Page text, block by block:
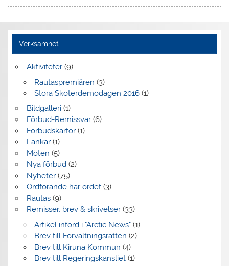
Verksamhet
Aktiviteter(9)
Rautaspremiären (3)
Stora Skoterdemodagen 2016(1)
Bildgalleri(1)
Förbud-Remissvar(6)
Förbudskartor(1)
Länkar(1)
Möten (5)
Nya förbud(2)
Nyheter(75)
Ordförande har ordet(3)
Rautas(9)
Remisser, brev & skrivelser(33)
Artikel införd i "Arctic News"(1)
Brev till Förvaltningsrätten (2)
Brev till Kiruna Kommun (4)
Brev till Regeringskansliet(1)